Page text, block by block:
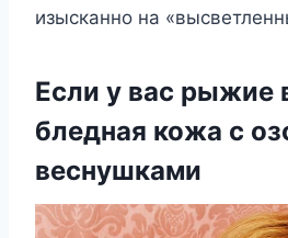
изысканно на
Если у вас рыжие
бледная кожа с
веснушками